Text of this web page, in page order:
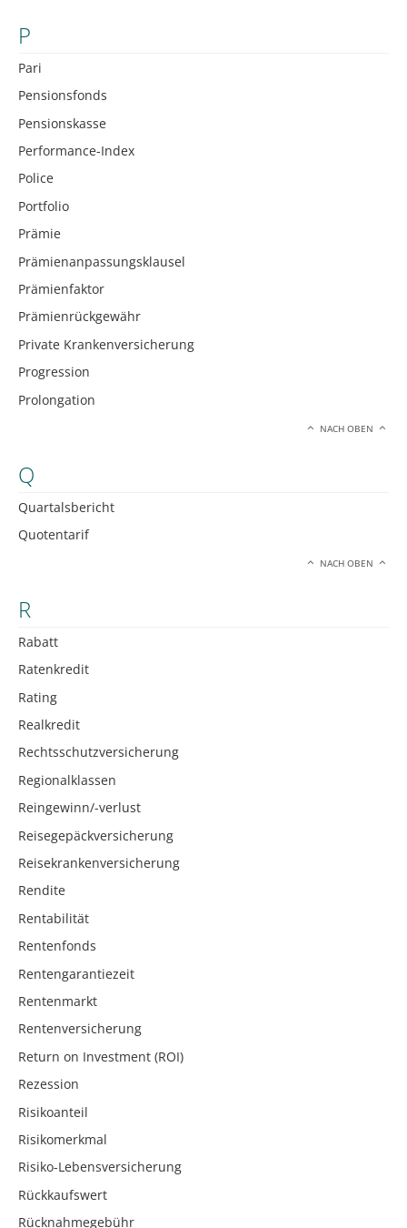
P
Pari
Pensionsfonds
Pensionskasse
Performance-Index
Police
Portfolio
Prämie
Prämienanpassungsklausel
Prämienfaktor
Prämienrückgewähr
Private Krankenversicherung
Progression
Prolongation
NACH OBEN
Q
Quartalsbericht
Quotentarif
NACH OBEN
R
Rabatt
Ratenkredit
Rating
Realkredit
Rechtsschutzversicherung
Regionalklassen
Reingewinn/-verlust
Reisegepäckversicherung
Reisekrankenversicherung
Rendite
Rentabilität
Rentenfonds
Rentengarantiezeit
Rentenmarkt
Rentenversicherung
Return on Investment (ROI)
Rezession
Risikoanteil
Risikomerkmal
Risiko-Lebensversicherung
Rückkaufswert
Rücknahmegebühr